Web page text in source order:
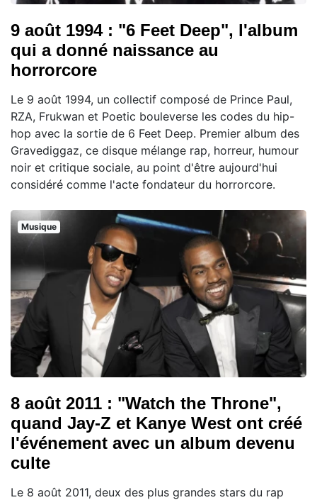
9 août 1994 : "6 Feet Deep", l'album
qui a donné naissance au
horrorcore
Le 9 août 1994, un collectif composé de Prince Paul,
RZA, Frukwan et Poetic bouleverse les codes du hip-
hop avec la sortie de 6 Feet Deep. Premier album des
Gravediggaz, ce disque mélange rap, horreur, humour
noir et critique sociale, au point d'être aujourd'hui
considéré comme l'acte fondateur du horrorcore.
Musique
8 août 2011 : "Watch the Throne",
quand Jay-Z et Kanye West ont créé
l'événement avec un album devenu
culte
Le 8 août 2011, deux des plus grandes stars du rap